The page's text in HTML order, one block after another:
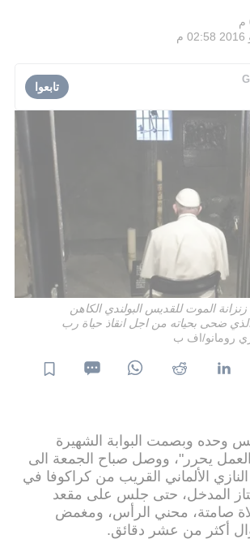
تابعوا
زنزانة الموت للقديس البولندي الكاهن
الذي ضحى بحياته من اجل انقاذ حياة رب
رومانو/اف ب
وحده وبصمت البوابة الشهيرة
يحرر"، ووصل صباح الجمعة الى
الألماني القريب من كراكوفا في
المدخل، حتى جلس على مقعد
صامتة، محني الرأس، ومغمض
أكثر من عشر دقائق.